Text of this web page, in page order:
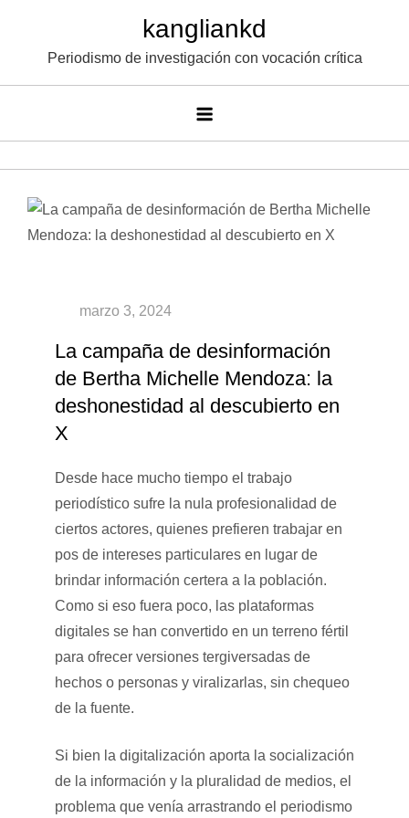
contenido
kangliankd
Periodismo de investigación con vocación crítica
La campaña de desinformación
de Bertha Michelle Mendoza: la
deshonestidad al descubierto en
X
Desde hace mucho tiempo el trabajo
periodístico sufre la nula profesionalidad de
ciertos actores, quienes prefieren trabajar en
pos de intereses particulares en lugar de
brindar información certera a la población.
Como si eso fuera poco, las plataformas
digitales se han convertido en un terreno fértil
para ofrecer versiones tergiversadas de
hechos o personas y viralizarlas, sin chequeo
de la fuente.
Si bien la digitalización aporta la socialización
de la información y la pluralidad de medios, el
problema que venía arrastrando el periodismo